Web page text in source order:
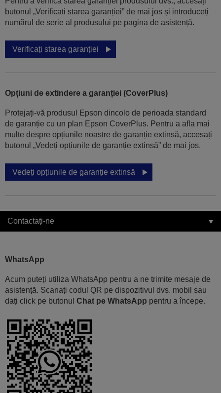
butonul „Verificati starea garanției” de mai jos și introduceți
numărul de serie al produsului pe pagina de asistență.
Verificați starea garanției
Opțiuni de extindere a garanției (CoverPlus)
Protejați-vă produsul Epson dincolo de perioada standard
de garanție cu un plan Epson CoverPlus. Pentru a afla mai
multe despre opțiunile noastre de garanție extinsă, accesați
butonul „Vedeți opțiunile de garanție extinsă” de mai jos.
Vedeți opțiunile de garanție extinsă
Contactați-ne
WhatsApp
Acum puteți utiliza WhatsApp pentru a ne trimite mesaje de
asistență. Scanați codul QR pe dispozitivul dvs. mobil sau
dați click pe butonul Chat pe WhatsApp pentru a începe.